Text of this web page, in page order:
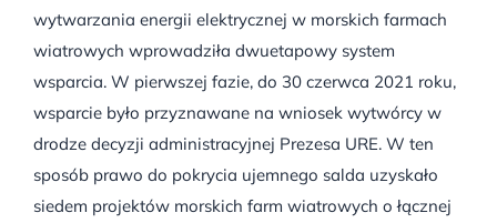
wytwarzania energii elektrycznej w morskich farmach
wiatrowych wprowadziła dwuetapowy system
wsparcia. W pierwszej fazie, do 30 czerwca 2021 roku,
wsparcie było przyznawane na wniosek wytwórcy w
drodze decyzji administracyjnej Prezesa URE. W ten
sposób prawo do pokrycia ujemnego salda uzyskało
siedem projektów morskich farm wiatrowych o łącznej